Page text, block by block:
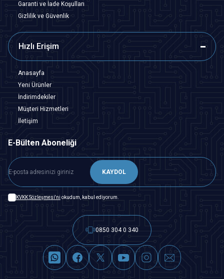
Garanti ve İade Koşulları
Gizlilik ve Güvenlik
Hızlı Erişim
Anasayfa
Yeni Ürünler
İndirimdekiler
Müşteri Hizmetleri
İletişim
E-Bülten Aboneliği
KAYDOL
KVKK Sözleşmesi'ni okudum, kabul ediyorum.
0850 304 0 340